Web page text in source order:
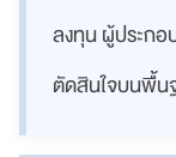
ลงทุน ผู้ประกอ
ตัดสินใจบนพื้นฐ